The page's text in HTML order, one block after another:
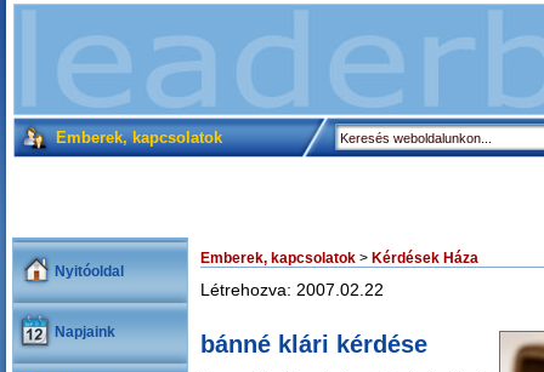
Emberek, kapcsolatok
Nyitóoldal
Napjaink
Emberek, kapcsolatok > Kérdések Háza
Létrehozva: 2007.02.22
bánné klári kérdése